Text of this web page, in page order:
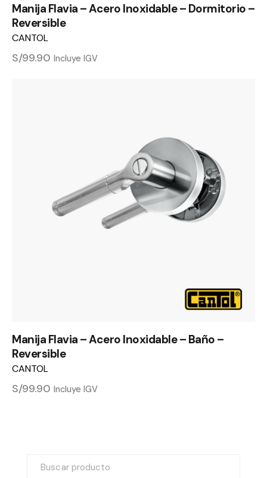
Manija Flavia – Acero Inoxidable – Dormitorio –
Reversible
CANTOL
S/99.90 Incluye IGV
Manija Flavia – Acero Inoxidable – Baño –
Reversible
CANTOL
S/99.90 Incluye IGV